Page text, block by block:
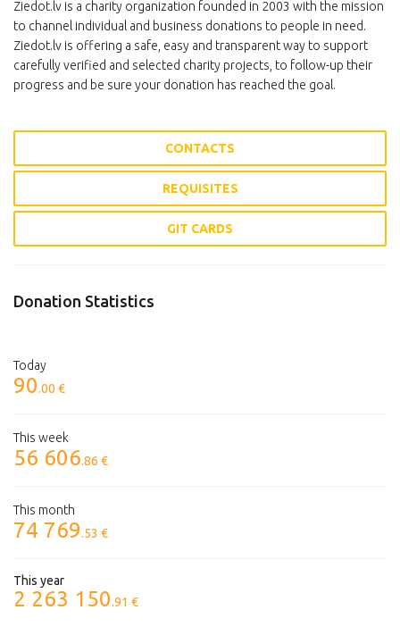
Ziedot.lv is a charity organization founded in 2003 with the mission
to channel individual and business donations to people in need.
Ziedot.lv is offering a safe, easy and transparent way to support
carefully verified and selected charity projects, to follow-up their
progress and be sure your donation has reached the goal.
CONTACTS
REQUISITES
GIT CARDS
Donation Statistics
Today
90.00 €
This week
56 606.86 €
This month
74 769.53 €
This year
2 263 150.91 €